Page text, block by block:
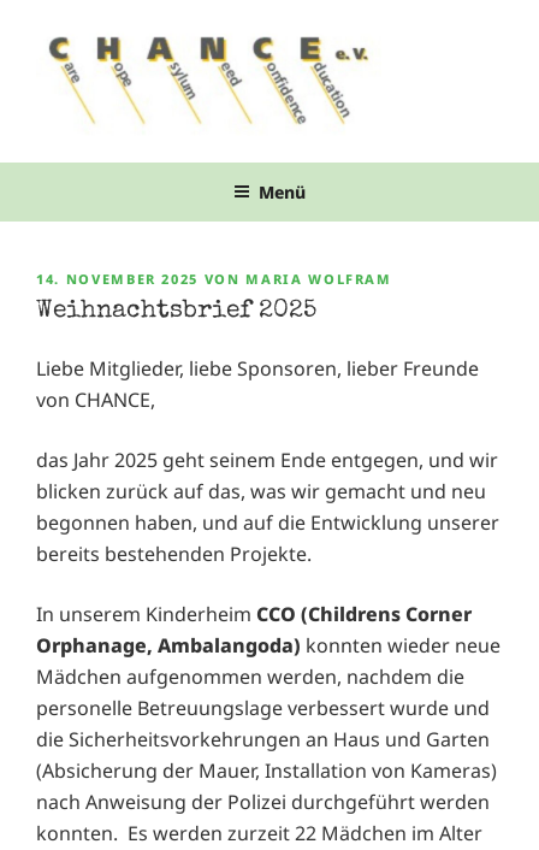
springen
Menü
VERÖFFENTLICHT
AM
14. NOVEMBER 2025 VON MARIA WOLFRAM
Weihnachtsbrief 2025
Liebe Mitglieder, liebe Sponsoren, lieber Freunde
von CHANCE,
das Jahr 2025 geht seinem Ende entgegen, und wir
blicken zurück auf das, was wir gemacht und neu
begonnen haben, und auf die Entwicklung unserer
bereits bestehenden Projekte.
In unserem Kinderheim CCO (Childrens Corner
Orphanage, Ambalangoda) konnten wieder neue
Mädchen aufgenommen werden, nachdem die
personelle Betreuungslage verbessert wurde und
die Sicherheitsvorkehrungen an Haus und Garten
(Absicherung der Mauer, Installation von Kameras)
nach Anweisung der Polizei durchgeführt werden
konnten. Es werden zurzeit 22 Mädchen im Alter